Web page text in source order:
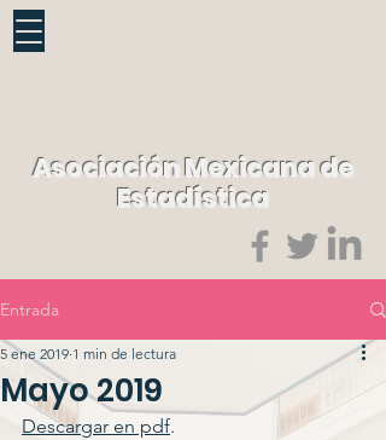
Asociación Mexicana de
Estadística
Entrada
Mayo 2019
5 ene 2019 1 min de lectura
Descargar en pdf.